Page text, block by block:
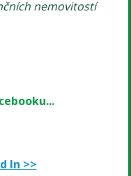
nemovitostí
In >>